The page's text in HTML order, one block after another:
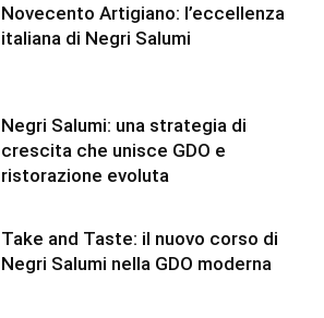
Novecento Artigiano: l’eccellenza
italiana di Negri Salumi
Negri Salumi: una strategia di
crescita che unisce GDO e
ristorazione evoluta
Take and Taste: il nuovo corso di
Negri Salumi nella GDO moderna